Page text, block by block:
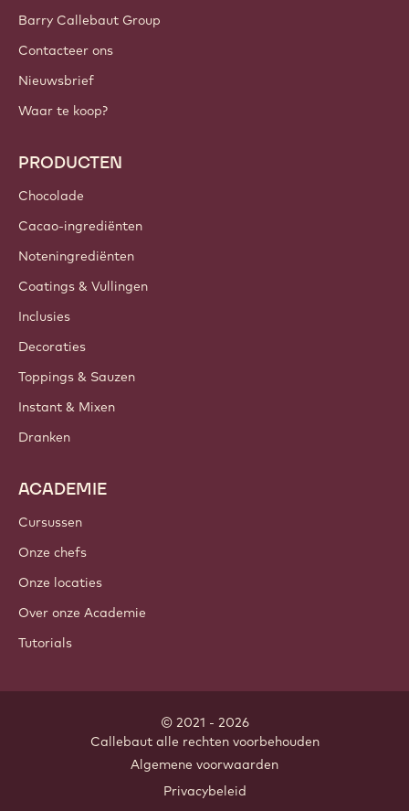
Barry Callebaut Group
Contacteer ons
Nieuwsbrief
Waar te koop?
PRODUCTEN
Chocolade
Cacao-ingrediënten
Noteningrediënten
Coatings & Vullingen
Inclusies
Decoraties
Toppings & Sauzen
Instant & Mixen
Dranken
ACADEMIE
Cursussen
Onze chefs
Onze locaties
Over onze Academie
Tutorials
© 2021 - 2026
Callebaut. alle rechten voorbehouden
Algemene voorwaarden
Privacybeleid